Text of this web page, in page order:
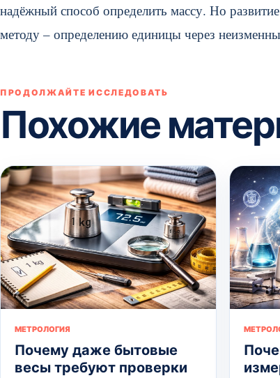
надёжный способ определить массу. Но
методу – определению единицы через
ПРОДОЛЖАЙТЕ ИССЛЕДОВАТЬ
Похожие
МЕТРОЛОГИЯ
Почему даже бытовые
весы требуют проверки